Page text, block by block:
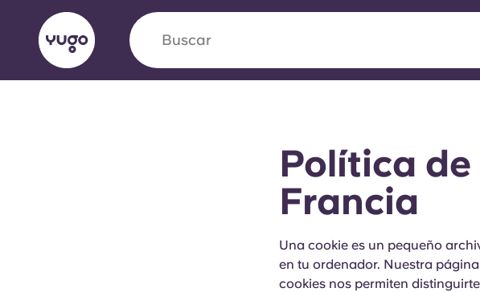
Buscar
Yugo VCARB: Impulsando una nueva era
en el alojamiento para estudiantes
Política
Francia
Una cookie es un pequeño
en tu ordenador. Nuestra
cookies nos permiten